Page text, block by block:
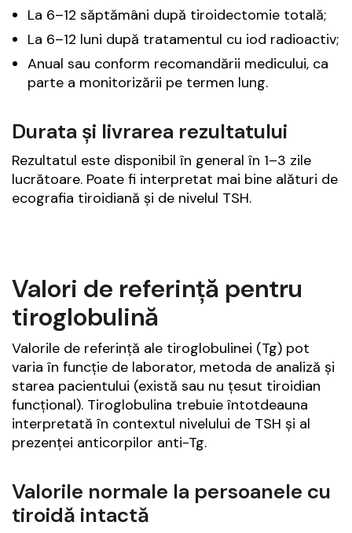
La 6–12 săptămâni după tiroidectomie totală;
La 6–12 luni după tratamentul cu iod radioactiv;
Anual sau conform recomandării medicului, ca
parte a monitorizării pe termen lung.
Durata și livrarea rezultatului
Rezultatul este disponibil în general în 1–3 zile
lucrătoare. Poate fi interpretat mai bine alături de
ecografia tiroidiană și de nivelul TSH.
Valori de referință pentru
tiroglobulină
Valorile de referință ale tiroglobulinei (Tg) pot
varia în funcție de laborator, metoda de analiză și
starea pacientului (există sau nu țesut tiroidian
funcțional). Tiroglobulina trebuie întotdeauna
interpretată în contextul nivelului de TSH și al
prezenței anticorpilor anti-Tg.
Valorile normale la persoanele cu
tiroidă intactă